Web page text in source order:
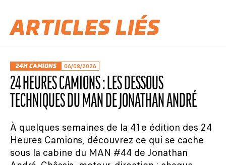
ARTICLES LIÉS
24H CAMIONS 06/08/2026
24 HEURES CAMIONS : LES DESSOUS
TECHNIQUES DU MAN DE JONATHAN ANDRÉ
À quelques semaines de la 41e édition des 24
Heures Camions, découvrez ce qui se cache
sous la cabine du MAN #44 de Jonathan